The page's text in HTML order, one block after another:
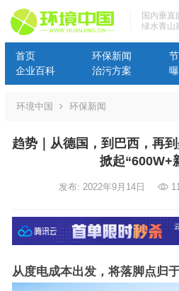
国内垂直
绿水青山
首页 环保新闻
企业百科
治污方案
环境中国 环保新闻
趋势｜从德国，到巴西，再
掀起“600W+
发布: 2022年9月14日
从度电成本出发，将落脚点归